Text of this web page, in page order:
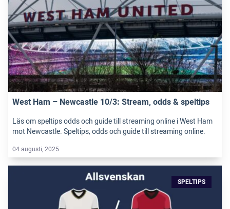
West Ham – Newcastle 10/3: Stream, odds & speltips
Läs om speltips odds och guide till streaming online i West Ham
mot Newcastle. Speltips, odds och guide till streaming online.
04 augusti, 2025
SPELTIPS